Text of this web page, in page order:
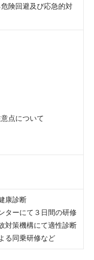
険回避及び応急的対
点について
康診断
ターにて３日間の研修
対策機構にて適性診断
る同乗研修など